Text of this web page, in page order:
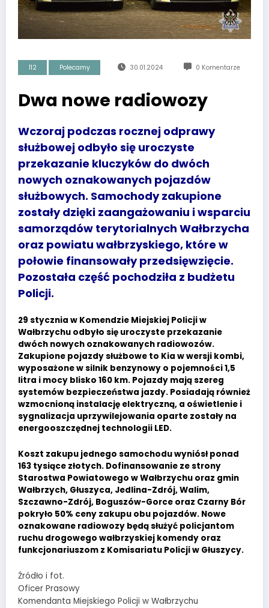
112 Polecamy 30.01.2024 0 Komentarze
Dwa nowe radiowozy
Wczoraj podczas rocznej odprawy
służbowej odbyło się uroczyste
przekazanie kluczyków do dwóch
nowych oznakowanych pojazdów
służbowych. Samochody zakupione
zostały dzięki zaangażowaniu i wsparciu
samorządów terytorialnych Wałbrzycha
oraz powiatu wałbrzyskiego, które w
połowie finansowały przedsięwzięcie.
Pozostała część pochodziła z budżetu
Policji.
29 stycznia w Komendzie Miejskiej Policji w
Wałbrzychu odbyło się uroczyste przekazanie
dwóch nowych oznakowanych radiowozów.
Zakupione pojazdy służbowe to Kia w wersji kombi,
wyposażone w silnik benzynowy o pojemności 1,5
litra i mocy blisko 160 km. Pojazdy mają szereg
systemów bezpieczeństwa jazdy. Posiadają również
wzmocnioną instalację elektryczną, a oświetlenie i
sygnalizacja uprzywilejowania oparte zostały na
energooszczędnej technologii LED.
Koszt zakupu jednego samochodu wyniósł ponad
163 tysiące złotych. Dofinansowanie ze strony
Starostwa Powiatowego w Wałbrzychu oraz gmin
Wałbrzych, Głuszyca, Jedlina-Zdrój, Walim,
Szczawno-Zdrój, Boguszów-Gorce oraz Czarny Bór
pokryło 50% ceny zakupu obu pojazdów. Nowe
oznakowane radiowozy będą służyć policjantom
ruchu drogowego wałbrzyskiej komendy oraz
funkcjonariuszom z Komisariatu Policji w Głuszycy.
Źródło i fot.
Oficer Prasowy
Komendanta Miejskiego Policji w Wałbrzychu